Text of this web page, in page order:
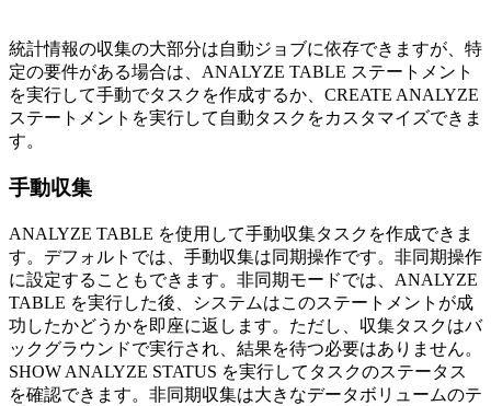
統計情報の収集の大部分は自動ジョブに依存できますが、特
定の要件がある場合は、ANALYZE TABLE ステートメント
を実行して手動でタスクを作成するか、CREATE ANALYZE
ステートメントを実行して自動タスクをカスタマイズできま
す。
手動収集
ANALYZE TABLE を使用して手動収集タスクを作成できま
す。デフォルトでは、手動収集は同期操作です。非同期操作
に設定することもできます。非同期モードでは、ANALYZE
TABLE を実行した後、システムはこのステートメントが成
功したかどうかを即座に返します。ただし、収集タスクはバ
ックグラウンドで実行され、結果を待つ必要はありません。
SHOW ANALYZE STATUS を実行してタスクのステータス
を確認できます。非同期収集は大きなデータボリュームのテ